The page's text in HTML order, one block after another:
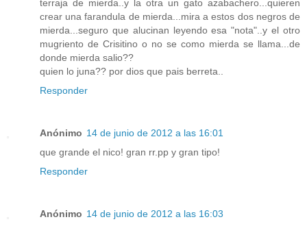
terraja de mierda..y la otra un gato azabachero...quieren
crear una farandula de mierda...mira a estos dos negros de
mierda...seguro que alucinan leyendo esa "nota"..y el otro
mugriento de Crisitino o no se como mierda se llama...de
donde mierda salio??
quien lo juna?? por dios que pais berreta..
Responder
Anónimo 14 de junio de 2012 a las 16:01
que grande el nico! gran rr.pp y gran tipo!
Responder
Anónimo 14 de junio de 2012 a las 16:03